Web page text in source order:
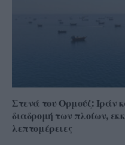
Στενά του Ορμούζ: Ιράν
διαδρομή των πλοίων,
λεπτομέρειες